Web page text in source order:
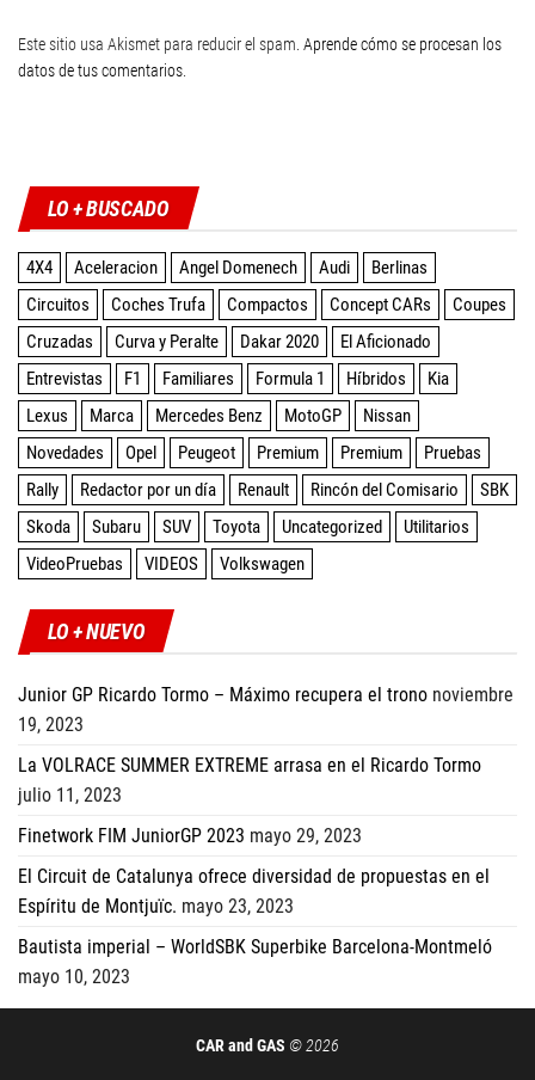
Este sitio usa Akismet para reducir el spam. Aprende cómo se procesan los
datos de tus comentarios
LO + BUSCADO
4X4 Aceleracion Angel Domenech Audi
Berlinas
Circuitos
Coches Trufa Compactos Concept CARs
Coupes
Cruzadas
Curva y Peralte Dakar 2020
El Aficionado
Entrevistas
F1 Familiares Formula 1 Híbridos
Kia
Lexus
Marca Mercedes Benz MotoGP
Nissan
Novedades
Opel Peugeot Premium Premium
Pruebas
Rally
Redactor por un día Renault Rincón del Comisario
SBK
Skoda
Subaru SUV Toyota Uncategorized
Utilitarios
VideoPruebas
VIDEOS Volkswagen
LO + NUEVO
Junior GP Ricardo Tormo – Máximo recupera el trono noviembre
19, 2023
La VOLRACE SUMMER EXTREME arrasa en el Ricardo Tormo
julio 11, 2023
Finetwork FIM JuniorGP 2023 mayo 29, 2023
El Circuit de Catalunya ofrece diversidad de propuestas en el
Espíritu de Montjuïc. mayo 23, 2023
Bautista imperial – WorldSBK Superbike Barcelona-Montmeló
mayo 10, 2023
CAR and GAS © 2026